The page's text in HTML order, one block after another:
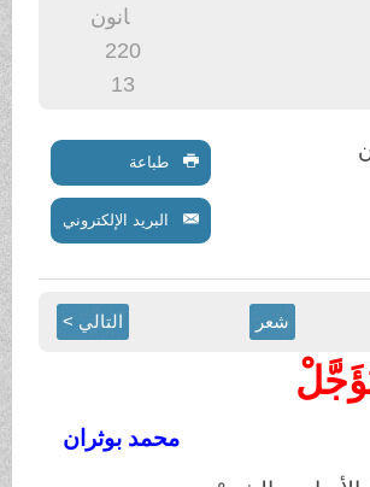
انون
220
طباعة
البريد الإلكتروني
شعر التالي >
محمد بوثران